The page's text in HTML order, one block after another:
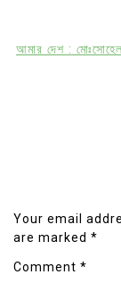
আমার দেশ : মোঃসোহেল
Your email
are marked *
Comment *